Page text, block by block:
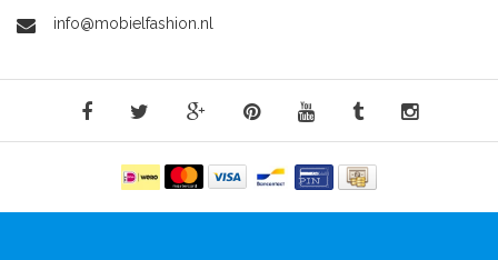
info@mobielfashion.nl